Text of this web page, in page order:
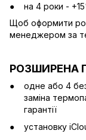
на 4 роки -
Щоб оформити
менеджером за
РОЗШИРЕНА
одне або 4
заміна
гарантії
установку